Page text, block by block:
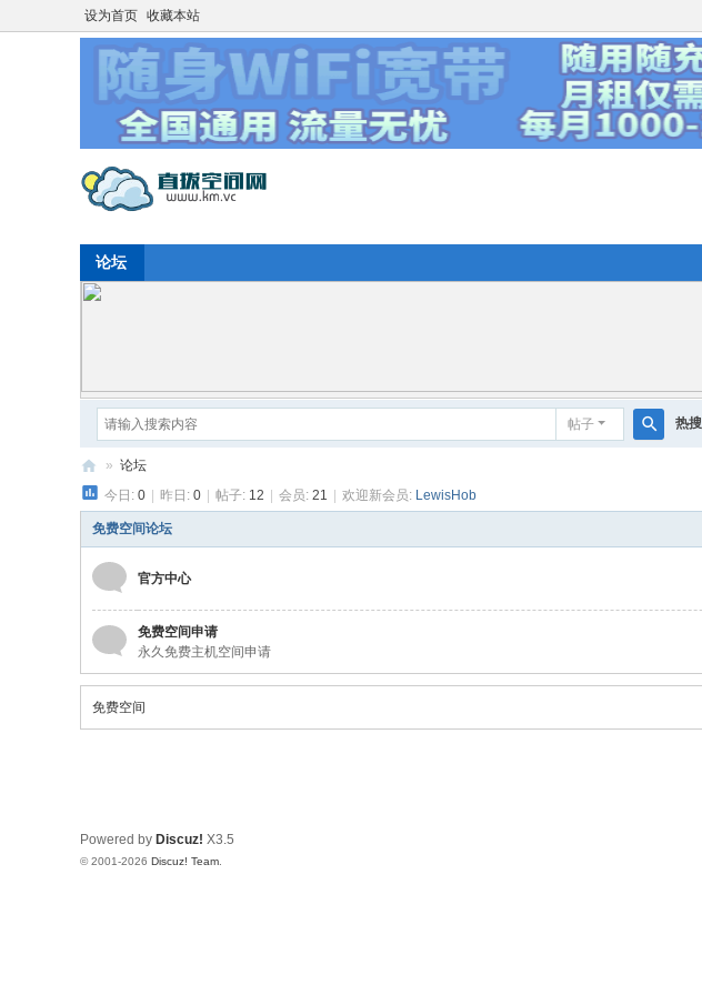
设为首页 收藏本站
论坛
帖子 热
免
费
» 论坛
今日: 0 昨日: 0 帖子: 12 会员: 21 欢迎新会员: LewisHob
免费空间论坛
官方中心
免费空间申请
永久免费主机空间申请
免费空间
Powered by Discuz! X3.5
© 2001-2026 Discuz! Team